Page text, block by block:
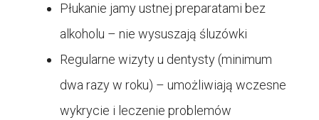
Płukanie jamy ustnej preparatami bez
alkoholu – nie wysuszają śluzówki
Regularne wizyty u dentysty (minimum
dwa razy w roku) – umożliwiają wczesne
wykrycie i leczenie problemów